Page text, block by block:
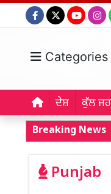
Categories
ਦੇਸ਼ ਕੁੱਲ
Breaking News
Punjab